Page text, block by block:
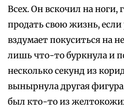
Всех. Он вскочил на ноги,
продать свою жизнь, если
вздумает покуситься на
лишь что-то буркнула и
несколько секунд из
вынырнула другая
был кто-то из